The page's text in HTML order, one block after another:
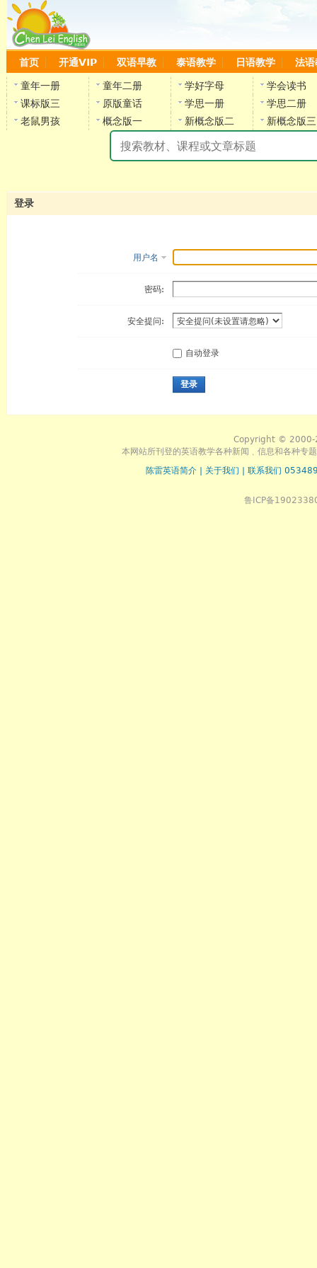
首页 开通VIP 双语早教 泰语教学 日语教学 法语
童年一册 童年二册 学好字母
学会读书
课标版三
原版童话 学思一册
学思二册
老鼠男孩
概念版一 新概念版二 新概念版三
登录
用户名
密码:
安全提问:
自动登录
登录
Copyright © 2000-
本网站所刊登的英语教学各种新闻﹑信息和各种专
陈雷英语简介
关于我们 联系我们
鲁ICP备